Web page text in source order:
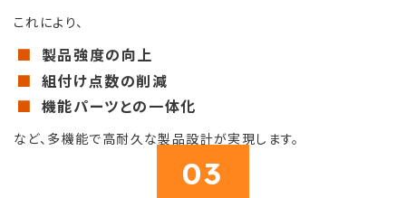
これにより、
製品強度の向上
組付け点数の削減
機能パーツとの一体化
など、多機能で高耐久な製品設計が実現します。
03